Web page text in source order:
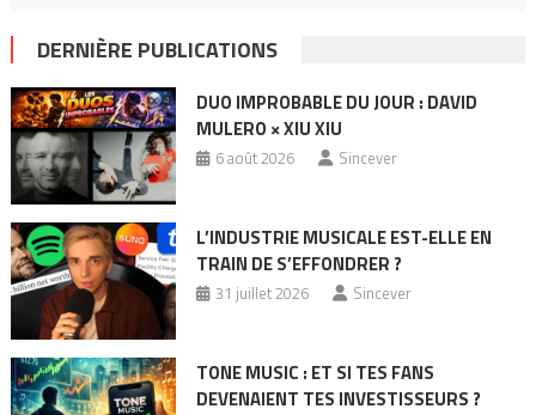
DERNIÈRE PUBLICATIONS
DUO IMPROBABLE DU JOUR : DAVID
MULERO × XIU XIU
6 août 2026 Sincever
L’INDUSTRIE MUSICALE EST-ELLE EN
TRAIN DE S’EFFONDRER ?
31 juillet 2026 Sincever
TONE MUSIC : ET SI TES FANS
DEVENAIENT TES INVESTISSEURS ?